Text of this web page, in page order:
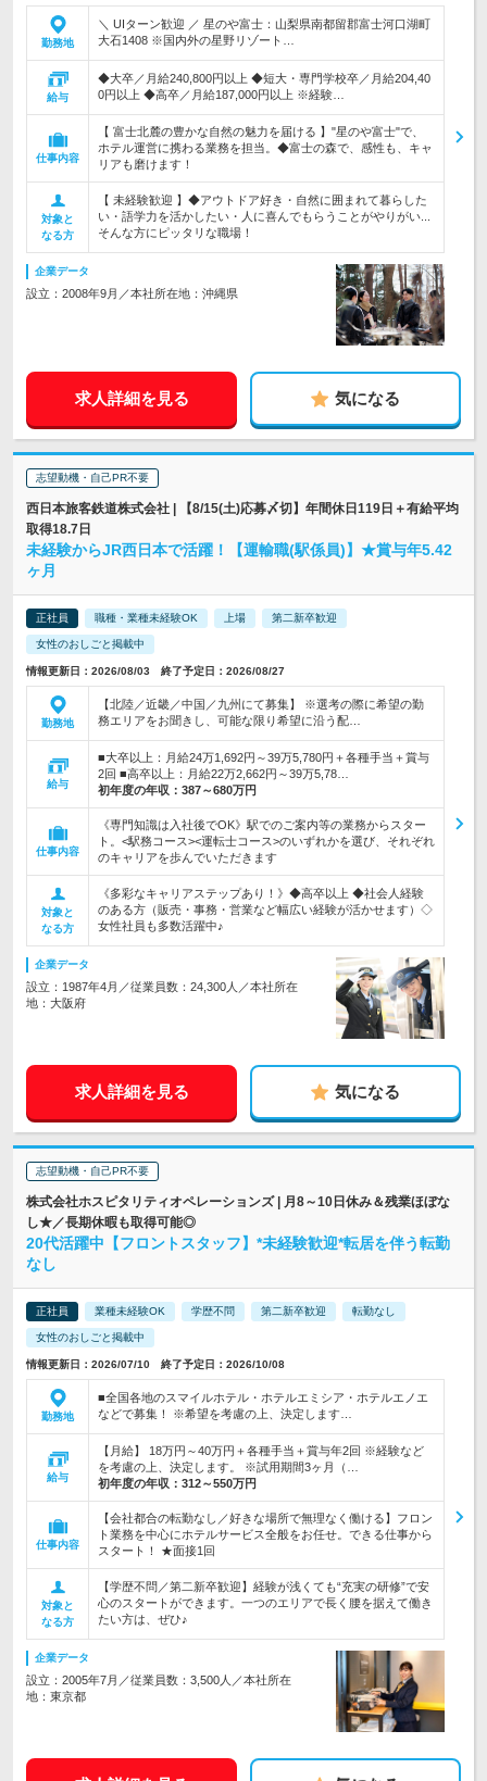
勤務地
＼ UIターン歓迎 ／ 星のや富士：山梨県南都留郡富士河口湖町
大石1408 ※国内外の星野リゾート…
給与
◆大卒／月給240,800円以上 ◆短大・専門学校卒／月給204,40
0円以上 ◆高卒／月給187,000円以上 ※経験…
仕事内容
【 富士北麓の豊かな自然の魅力を届ける 】"星のや富士"で、
ホテル運営に携わる業務を担当。◆富士の森で、感性も、キャ
リアも磨けます！
対象と
なる方
【 未経験歓迎 】◆アウトドア好き・自然に囲まれて暮らした
い・語学力を活かしたい・人に喜んでもらうことがやりがい...
そんな方にピッタリな職場！
企業データ
設立：2008年9月／本社所在地：沖縄県
求人詳細を見る 気になる
志望動機・自己PR不要
西日本旅客鉄道株式会社 | 【8/15(土)応募〆切】年間休日119日＋有給平均
取得18.7日
未経験からJR西日本で活躍！【運輸職(駅係員)】★賞与年5.42
ヶ月
正社員 職種・業種未経験OK 上場 第二新卒歓迎
女性のおしごと掲載中
情報更新日：2026/08/03 終了予定日：2026/08/27
勤務地
【北陸／近畿／中国／九州にて募集】 ※選考の際に希望の勤
務エリアをお聞きし、可能な限り希望に沿う配…
給与
■大卒以上：月給24万1,692円～39万5,780円＋各種手当＋賞与
2回 ■高卒以上：月給22万2,662円～39万5,78…
初年度の年収： 387～680万円
仕事内容
《専門知識は入社後でOK》駅でのご案内等の業務からスター
ト。<駅務コース><運転士コース>のいずれかを選び、それぞれ
のキャリアを歩んでいただきます
対象と
なる方
《多彩なキャリアステップあり！》◆高卒以上 ◆社会人経験
のある方（販売・事務・営業など幅広い経験が活かせます）◇
女性社員も多数活躍中♪
企業データ
設立：1987年4月／従業員数：24,300人／本社所在
地：大阪府
求人詳細を見る 気になる
志望動機・自己PR不要
株式会社ホスピタリティオペレーションズ | 月8～10日休み＆残業ほぼな
し★／長期休暇も取得可能◎
20代活躍中【フロントスタッフ】*未経験歓迎*転居を伴う転勤
なし
正社員 業種未経験OK 学歴不問 第二新卒歓迎 転勤なし
女性のおしごと掲載中
情報更新日：2026/07/10 終了予定日：2026/10/08
勤務地
■全国各地のスマイルホテル・ホテルエミシア・ホテルエノエ
などで募集！ ※希望を考慮の上、決定します…
給与
【月給】 18万円～40万円＋各種手当＋賞与年2回 ※経験など
を考慮の上、決定します。 ※試用期間3ヶ月（…
初年度の年収： 312～550万円
仕事内容
【会社都合の転勤なし／好きな場所で無理なく働ける】フロン
ト業務を中心にホテルサービス全般をお任せ。できる仕事から
スタート！ ★面接1回
対象と
なる方
【学歴不問／第二新卒歓迎】経験が浅くても“充実の研修”で安
心のスタートができます。一つのエリアで長く腰を据えて働き
たい方は、ぜひ♪
企業データ
設立：2005年7月／従業員数：3,500人／本社所在
地：東京都